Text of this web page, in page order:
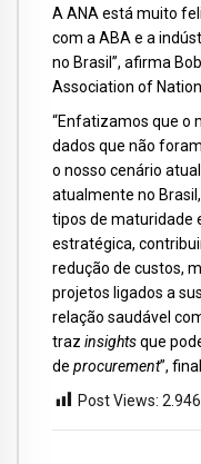
A ANA está muito
com a ABA e a
no Brasil”, afirma
Association of
“Enfatizamos que o
dados que não
o nosso cenário
atualmente no
tipos de maturidade
estratégica,
redução de custos,
projetos ligados a
relação saudável
traz insightsque
de procurement”,
Post Views: 2.946